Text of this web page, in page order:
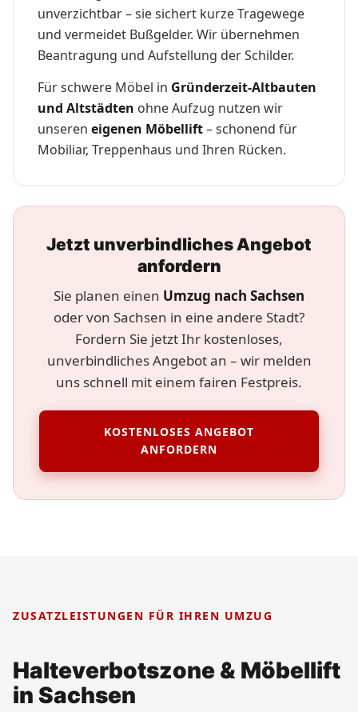
unverzichtbar – sie sichert kurze Tragewege
und vermeidet Bußgelder. Wir übernehmen
Beantragung und Aufstellung der Schilder.
Für schwere Möbel in Gründerzeit-Altbauten
und Altstädten ohne Aufzug nutzen wir
unseren eigenen Möbellift– schonend für
Mobiliar, Treppenhaus und Ihren Rücken.
Jetzt unverbindliches Angebot
anfordern
Sie planen einen Umzug nach Sachsen
oder von Sachsen in eine andere Stadt?
Fordern Sie jetzt Ihr kostenloses,
unverbindliches Angebot an – wir melden
uns schnell mit einem fairen Festpreis.
KOSTENLOSES ANGEBOT
ANFORDERN
ZUSATZLEISTUNGEN FÜR IHREN UMZUG
Halteverbotszone & Möbellift
in Sachsen